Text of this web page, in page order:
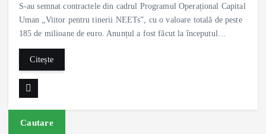
S-au semnat contractele din cadrul Programul Operațional Capital
Uman „Viitor pentru tinerii NEETs”, cu o valoare totală de peste
185 de milioane de euro. Anunțul a fost făcut la începutul…
Citește
Cautare